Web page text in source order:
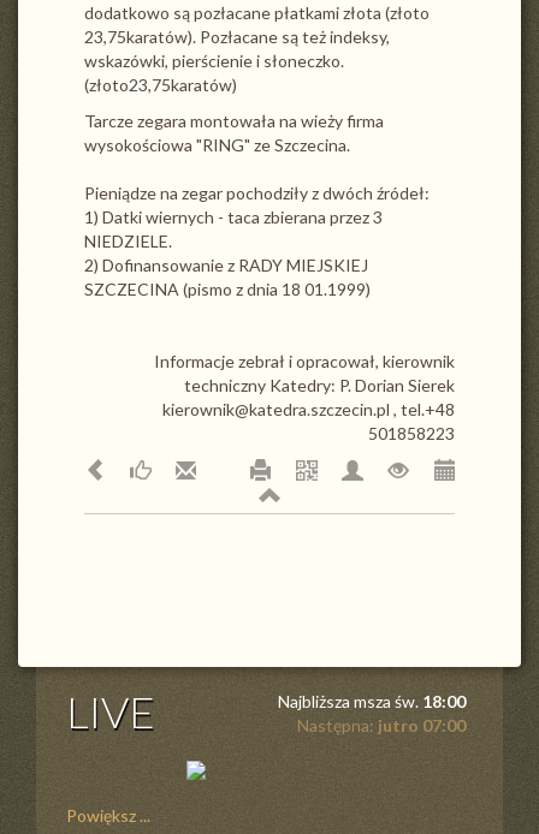
dodatkowo są pozłacane płatkami złota (złoto
23,75karatów). Pozłacane są też indeksy,
wskazówki, pierścienie i słoneczko.
(złoto23,75karatów)
Tarcze zegara montowała na wieży firma
wysokościowa "RING" ze Szczecina.
Pieniądze na zegar pochodziły z dwóch źródeł:
1) Datki wiernych - taca zbierana przez 3
NIEDZIELE.
2) Dofinansowanie z RADY MIEJSKIEJ
SZCZECINA (pismo z dnia 18 01.1999)
Informacje zebrał i opracował, kierownik
techniczny Katedry: P. Dorian Sierek
kierownik@katedra.szczecin.pl , tel.+48
501858223
LIVE Najbliższa msza św. 18:00
Następna: jutro 07:00
Powiększ ...